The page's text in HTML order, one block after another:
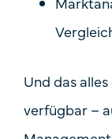
Und das alles
verfügbar –